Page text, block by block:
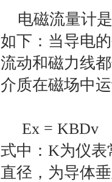
电磁流量计是
如下：当导电
流动和磁力线
介质在磁场中
Ex = KBDv
式中：K为仪表
直径，为导体